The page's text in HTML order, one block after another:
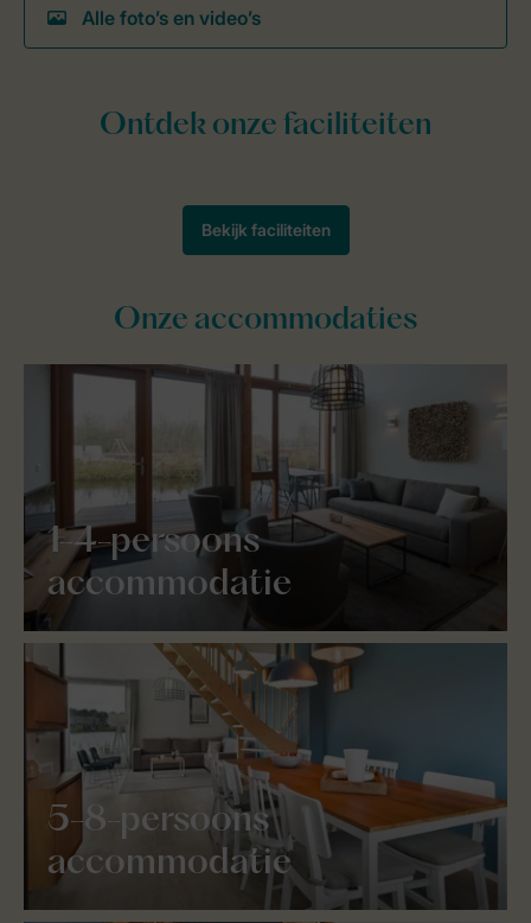
Alle foto’s en video’s
Onze accommodaties
1-4-persoons
accommodatie
5-8-persoons
accommodatie